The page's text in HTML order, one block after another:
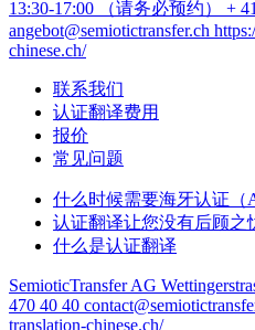
13:30-17:00 （请务必预约） +
angebot@semiotictransfer.ch
chinese.ch/
联系我们
认证翻译费用
报价
常见问题
什么时候需要海牙认证（
认证翻译让您没有后顾之
什么是认证翻译
SemioticTransfer AG
470 40 40
translation-chinese.ch/